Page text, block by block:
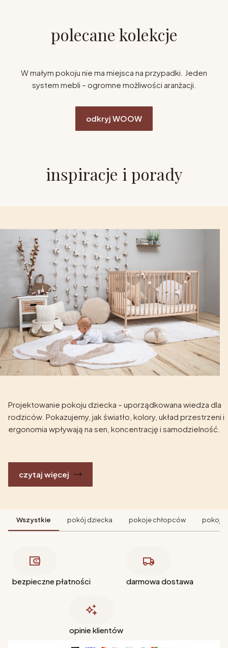
polecane kolekcje
W małym pokoju nie ma miejsca na przypadki. Jeden
system mebli – ogromne możliwości aranżacji.
odkryj WOOW
inspiracje i porady
Projektowanie pokoju dziecka – uporządkowana wiedza dla
rodziców. Pokazujemy, jak światło, kolory, układ przestrzeni i
ergonomia wpływają na sen, koncentrację i samodzielność.
czytaj więcej
Wszystkie pokój dziecka pokoje chłopców pokoje
bezpieczne płatności darmowa dostawa
opinie klientów